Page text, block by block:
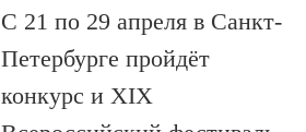
С 21 по 29 апреля в Санкт-
Петербурге пройдёт
конкурс и XIX